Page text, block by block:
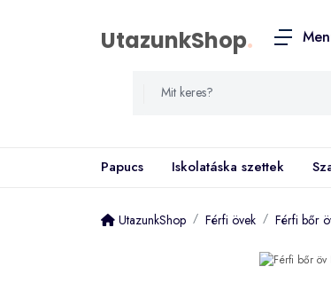
UtazunkShop.
Papucs Iskolatáska szettek
UtazunkShop Férfi övek Férfi bőr